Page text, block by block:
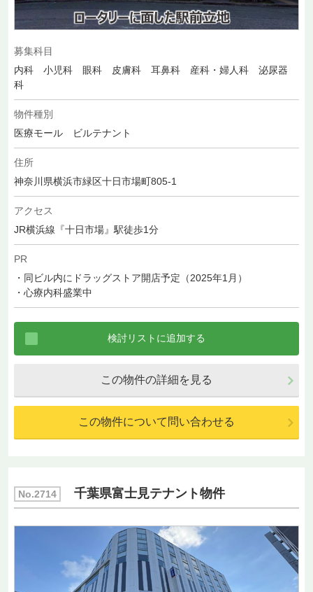
募集科目
内科 小児科 眼科 皮膚科 耳鼻科 産科・婦人科 泌尿器
科
物件種別
医療モール ビルテナント
住所
神奈川県横浜市緑区十日市場町805-1
アクセス
JR横浜線『十日市場』駅徒歩1分
PR
・同ビル内にドラッグストア開店予定（2025年1月）
・心療内科盛業中
この物件の詳細を見る
この物件について問い合わせる
No.2714 千葉県富士見テナント物件